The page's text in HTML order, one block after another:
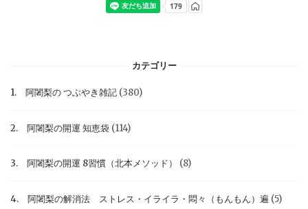
カテゴリー
1. 阿闍梨の つぶやき雑記 (380)
2. 阿闍梨の開運 知恵袋 (114)
3. 阿闍梨の開運 8習慣（北本メソッド） (8)
4. 阿闍梨の解消法 ストレス・イライラ・悶々（もんもん）遍 (5)